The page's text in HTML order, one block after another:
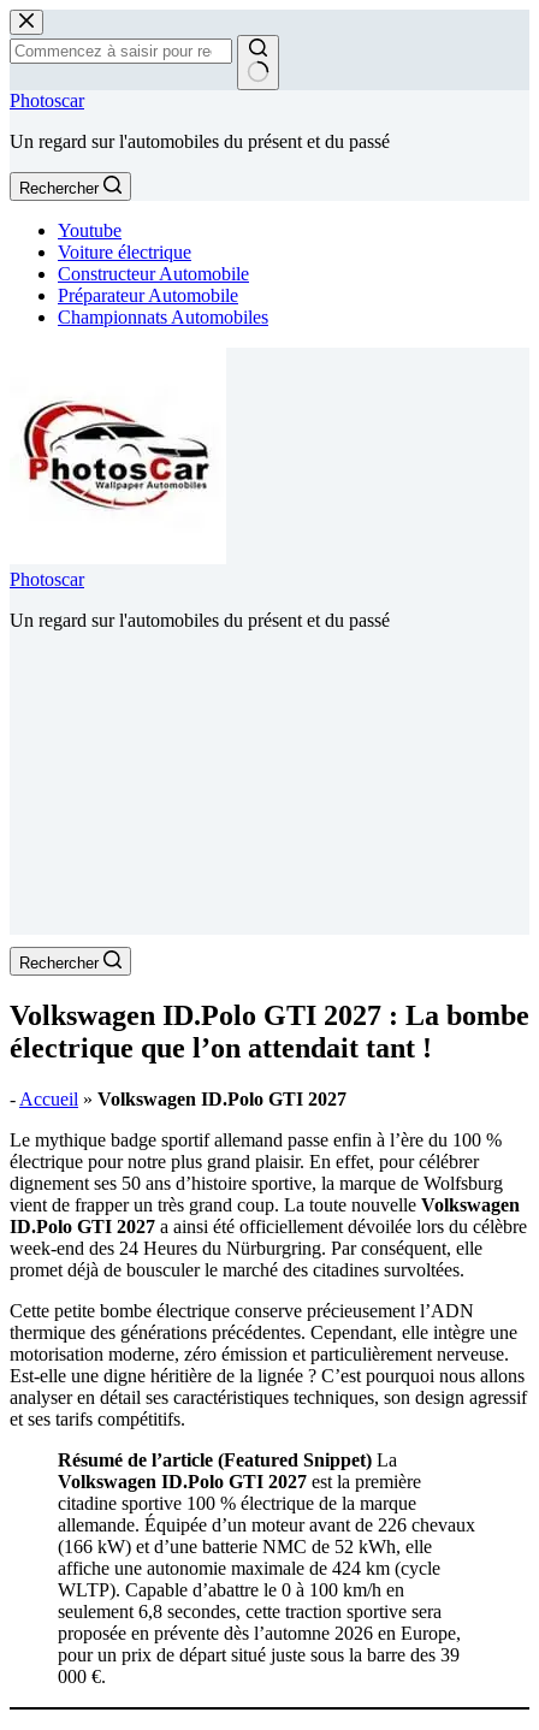
Passer
au
contenu
Aucun
Photoscar
Un regard sur l'automobiles du présent et du passé
Rechercher
Youtube
Voiture électrique
Constructeur Automobile
Préparateur Automobile
Championnats Automobiles
Photoscar
Un regard sur l'automobiles du présent et du passé
Rechercher
Volkswagen ID.Polo GTI 2027 : La bombe
électrique que l’on attendait tant !
- Accueil » Volkswagen ID.Polo GTI 2027
Le mythique badge sportif allemand passe enfin à l’ère du 100 %
électrique pour notre plus grand plaisir. En effet, pour célébrer
dignement ses 50 ans d’histoire sportive, la marque de Wolfsburg
vient de frapper un très grand coup. La toute nouvelle Volkswagen
ID.Polo GTI 2027 a ainsi été officiellement dévoilée lors du célèbre
week-end des 24 Heures du Nürburgring. Par conséquent, elle
promet déjà de bousculer le marché des citadines survoltées.
Cette petite bombe électrique conserve précieusement l’ADN
thermique des générations précédentes. Cependant, elle intègre une
motorisation moderne, zéro émission et particulièrement nerveuse.
Est-elle une digne héritière de la lignée ? C’est pourquoi nous allons
analyser en détail ses caractéristiques techniques, son design agressif
et ses tarifs compétitifs.
Résumé de l’article (Featured Snippet) La
Volkswagen ID.Polo GTI 2027 est la première
citadine sportive 100 % électrique de la marque
allemande. Équipée d’un moteur avant de 226 chevaux
(166 kW) et d’une batterie NMC de 52 kWh, elle
affiche une autonomie maximale de 424 km (cycle
WLTP). Capable d’abattre le 0 à 100 km/h en
seulement 6,8 secondes, cette traction sportive sera
proposée en prévente dès l’automne 2026 en Europe,
pour un prix de départ situé juste sous la barre des 39
000 €.